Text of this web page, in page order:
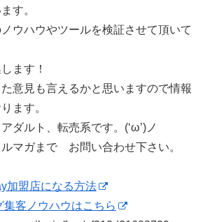
す。
ウハウやツールを検証させて頂いて
ます！
意見も言えるかと思いますので情報
ます。
ダルト、転売系です。(‘ω’)ノ
ガまで お問い合わせ下さい。
加盟店になる方法
客ノウハウはこちら